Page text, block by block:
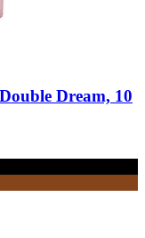
Dream, 10